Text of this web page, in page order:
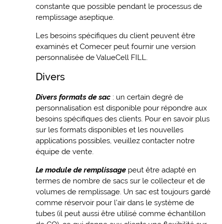
constante que possible pendant le processus de
remplissage aseptique.
Les besoins spécifiques du client peuvent être
examinés et Comecer peut fournir une version
personnalisée de ValueCell FILL.
Divers
Divers formats de sac : un certain degré de
personnalisation est disponible pour répondre aux
besoins spécifiques des clients. Pour en savoir plus
sur les formats disponibles et les nouvelles
applications possibles, veuillez contacter notre
équipe de vente.
Le module de remplissage peut être adapté en
termes de nombre de sacs sur le collecteur et de
volumes de remplissage. Un sac est toujours gardé
comme réservoir pour l’air dans le système de
tubes (il peut aussi être utilisé comme échantillon